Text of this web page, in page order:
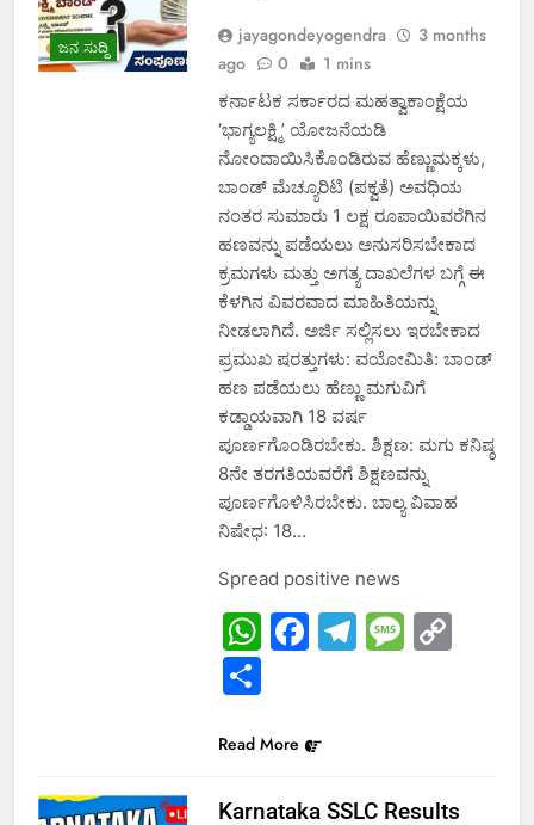
ಜನ ಸುದ್ದಿ
jayagondeyogendra
3 months
ago
0 1 mins
ಕರ್ನಾಟಕ ಸರ್ಕಾರದ ಮಹತ್ವಾಕಾಂಕ್ಷೆಯ
‘ಭಾಗ್ಯಲಕ್ಷ್ಮಿ’ ಯೋಜನೆಯಡಿ
ನೋಂದಾಯಿಸಿಕೊಂಡಿರುವ ಹೆಣ್ಣುಮಕ್ಕಳು,
ಬಾಂಡ್ ಮೆಚ್ಯೂರಿಟಿ (ಪಕ್ವತೆ) ಅವಧಿಯ
ನಂತರ ಸುಮಾರು 1 ಲಕ್ಷ ರೂಪಾಯಿವರೆಗಿನ
ಹಣವನ್ನು ಪಡೆಯಲು ಅನುಸರಿಸಬೇಕಾದ
ಕ್ರಮಗಳು ಮತ್ತು ಅಗತ್ಯ ದಾಖಲೆಗಳ ಬಗ್ಗೆ ಈ
ಕೆಳಗಿನ ವಿವರವಾದ ಮಾಹಿತಿಯನ್ನು
ನೀಡಲಾಗಿದೆ. ಅರ್ಜಿ ಸಲ್ಲಿಸಲು ಇರಬೇಕಾದ
ಪ್ರಮುಖ ಷರತ್ತುಗಳು: ವಯೋಮಿತಿ: ಬಾಂಡ್
ಹಣ ಪಡೆಯಲು ಹೆಣ್ಣು ಮಗುವಿಗೆ
ಕಡ್ಡಾಯವಾಗಿ 18 ವರ್ಷ
ಪೂರ್ಣಗೊಂಡಿರಬೇಕು. ಶಿಕ್ಷಣ: ಮಗು ಕನಿಷ್ಠ
8ನೇ ತರಗತಿಯವರೆಗೆ ಶಿಕ್ಷಣವನ್ನು
ಪೂರ್ಣಗೊಳಿಸಿರಬೇಕು. ಬಾಲ್ಯ ವಿವಾಹ
ನಿಷೇಧ: 18…
Spread positive news
WhatsApp
Facebook
Telegram
Share
Read More
Karnataka SSLC Results